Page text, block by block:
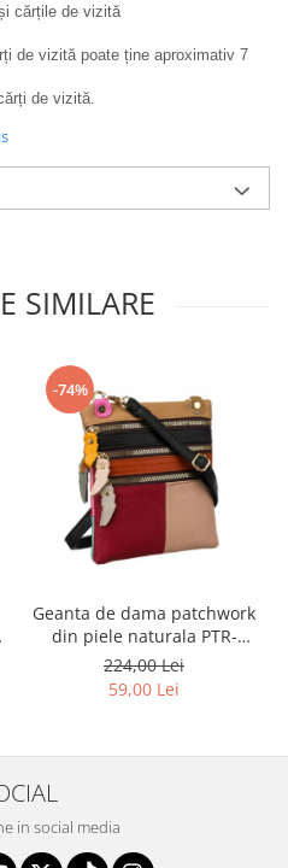
cărțile de vizită
de vizită poate ține aproximativ 7
de vizită.
SIMILARE
-74%
Geanta de dama patchwork
din piele naturala PTR-
1718-SKL-6922 MULTI
224,00 Lei
59,00 Lei
in social media